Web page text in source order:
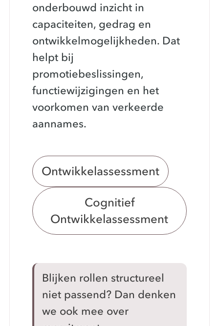
onderbouwd inzicht in
capaciteiten, gedrag en
ontwikkelmogelijkheden. Dat
helpt bij
promotiebeslissingen,
functiewijzigingen en het
voorkomen van verkeerde
aannames.
Ontwikkelassessment
Cognitief
Ontwikkelassessment
Blijken rollen structureel
niet passend? Dan denken
we ook mee over